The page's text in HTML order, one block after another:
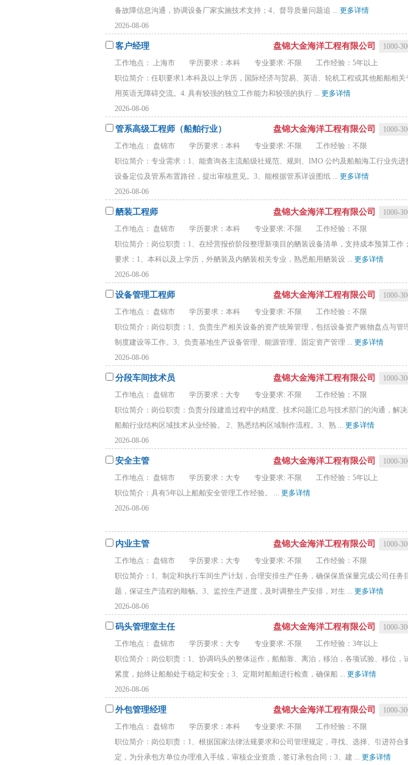
备故障信息沟通，协调设备厂家实施技术支持；4、督导质量问题追 ... 更多详情
2026-08-06
客户经理 盘锦大金海洋工程有限公司
1000-
工作地点： 上海市
学历要求：本科 专业要求: 不限
工作经验：5年以上
职位简介：任职要求1.本科及以上学历，国际经济与贸易、英语、轮机工程或其他船舶相
用英语无障碍交流。4. 具有较强的独立工作能力和较强的执行 ... 更多详情
2026-08-06
管系高级工程师（船舶行业） 盘锦大金海洋工程有限公司
1000-
工作地点： 盘锦市
学历要求：本科 专业要求: 不限
工作经验：不限
职位简介：专业需求：1、能查询各主流船级社规范、规则、IMO 公约及船舶海工行业先
设备定位及管系布置路径，提出审核意见。3、能根据管系详设图纸 ... 更多详情
2026-08-06
舾装工程师 盘锦大金海洋工程有限公司
1000-
工作地点： 盘锦市
学历要求：本科 专业要求: 不限
工作经验：不限
职位简介：岗位职责：1、在经营报价阶段整理新项目的舾装设备清单，支持成本预算工
要求：1、本科以及上学历，外舾装及内舾装相关专业，熟悉船用舾装设 ... 更多详情
2026-08-06
设备管理工程师 盘锦大金海洋工程有限公司
1000-
工作地点： 盘锦市
学历要求：本科 专业要求: 不限
工作经验：不限
职位简介：岗位职责：1、负责生产相关设备的资产统筹管理，包括设备资产账物盘点与
制度建设等工作。3、负责基地生产设备管理、能源管理、固定资产管理 ... 更多详情
2026-08-06
分段车间技术员 盘锦大金海洋工程有限公司
1000-
工作地点： 盘锦市
学历要求：大专 专业要求: 不限
工作经验：不限
职位简介：岗位职责：负责分段建造过程中的精度、技术问题汇总与技术部门的沟通，解
船舶行业结构区域技术从业经验。 2、熟悉结构区域制作流程。3、熟 ... 更多详情
2026-08-06
安全主管 盘锦大金海洋工程有限公司
1000-
工作地点： 盘锦市
学历要求：大专 专业要求: 不限
工作经验：5年以上
职位简介：具有5年以上船舶安全管理工作经验。 ... 更多详情
2026-08-06
内业主管 盘锦大金海洋工程有限公司
1000-
工作地点： 盘锦市
学历要求：大专 专业要求: 不限
工作经验：不限
职位简介：1、制定和执行车间生产计划，合理安排生产任务，确保保质保量完成公司任
题，保证生产流程的顺畅。3、监控生产进度，及时调整生产安排，对生 ... 更多详情
2026-08-06
码头管理室主任 盘锦大金海洋工程有限公司
1000-
工作地点： 盘锦市
学历要求：大专 专业要求: 不限
工作经验：3年以上
职位简介：岗位职责：1、协调码头的整体运作，船舶靠、离泊，移泊，各项试验、移位
紧度，始终让船舶处于稳定和安全；3、定期对船舶进行检查，‌确保船 ... 更多详情
2026-08-06
外包管理经理 盘锦大金海洋工程有限公司
1000-
工作地点： 盘锦市
学历要求：本科 专业要求: 不限
工作经验：不限
职位简介：岗位职责：1、根据国家法律法规要求和公司管理规定，寻找、选择、引进符
定，为分承包方单位办理准入手续，审核企业资质，签订承包合同；3、建 ... 更多详情